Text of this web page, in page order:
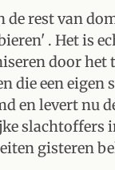
de rest van
. Het is
door het
die een
en levert nu
slachtoffers
gisteren